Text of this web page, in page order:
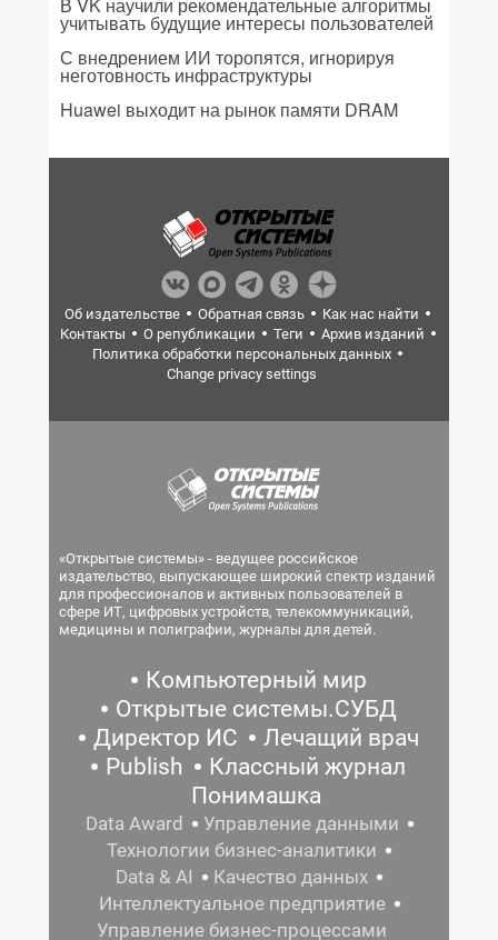
учитывать будущие интересы пользователей
С внедрением ИИ торопятся, игнорируя
неготовность инфраструктуры
Huawei выходит на рынок памяти DRAM
Об издательстве Обратная связь
Как нас найти
Контакты
О републикации Теги
Архив изданий
Политика обработки персональных данных
Change privacy settings
«Открытые системы» - ведущее российское
издательство, выпускающее широкий спектр изданий
для профессионалов и активных пользователей в
сфере ИТ, цифровых устройств, телекоммуникаций,
медицины и полиграфии, журналы для детей.
Компьютерный мир
Открытые системы.СУБД
Директор ИС
Лечащий врач
Publish
Классный журнал
Понимашка
Data Award
Управление данными
Технологии бизнес-аналитики
Data & AI
Качество данных
Интеллектуальное предприятие
Управление бизнес-процессами